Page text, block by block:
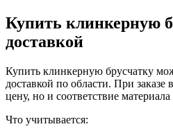
Купить клинкерную
доставкой
Купить клинкерную брусчатку
доставкой по области. При заказе
цену, но и соответствие
Что учитывается: